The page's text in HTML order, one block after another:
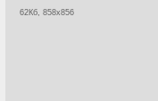
62Кб, 858x856